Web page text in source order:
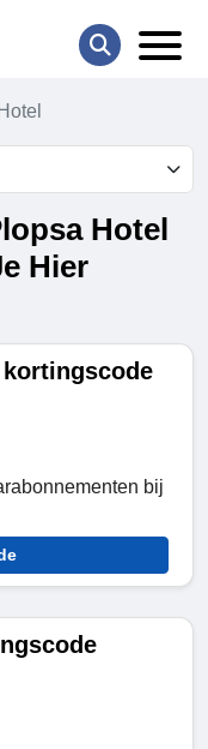
Hotel
Hier
kortingscode
bij